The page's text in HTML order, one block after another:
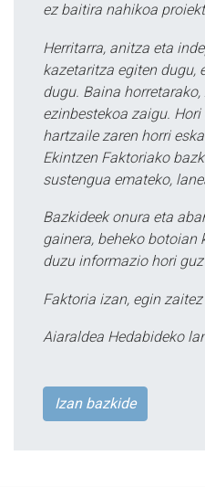
ez baitira nahikoa
Herritarra, anitza eta
kazetaritza egiten dugu,
dugu. Baina horretarako,
ezinbestekoa zaigu.
hartzaile zaren horri
Ekintzen Faktoriako
sustengua emateko,
Bazkideek onura eta
gainera, beheko botoian
duzu informazio hori
Faktoria izan, egin
Aiaraldea Hedabideko
Izan bazkide